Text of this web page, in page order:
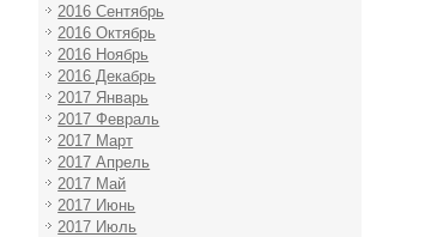
2016 Сентябрь
2016 Октябрь
2016 Ноябрь
2016 Декабрь
2017 Январь
2017 Февраль
2017 Март
2017 Апрель
2017 Май
2017 Июнь
2017 Июль